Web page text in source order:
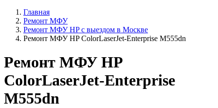
Главная
Ремонт МФУ
Ремонт МФУ HP с выездом в Москве
Ремонт МФУ HP ColorLaserJet-Enterprise M555dn
Ремонт МФУ HP
ColorLaserJet-Enterprise
M555dn